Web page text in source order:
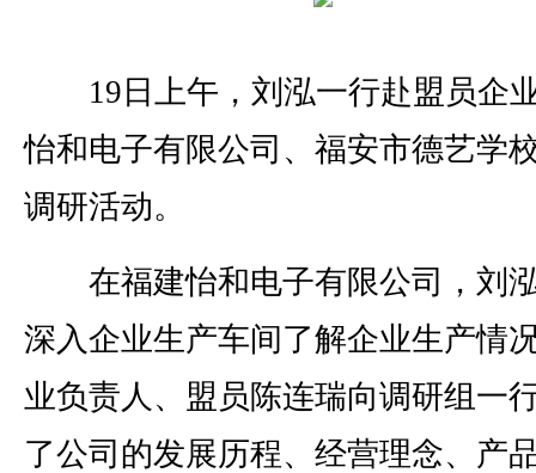
19日上午，刘泓一行赴盟员企
怡和电子有限公司、福安市德艺学
调研活动。
在福建怡和电子有限公司，刘
深入企业生产车间了解企业生产情
业负责人、盟员陈连瑞向调研组一
了公司的发展历程、经营理念、产